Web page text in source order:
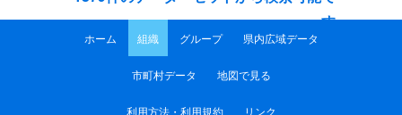
す
ホーム 組織 グループ 県内広域データ
市町村データ 地図で見る
利用方法・利用規約 リンク